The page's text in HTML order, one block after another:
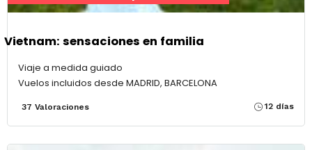
Vietnam: sensaciones en familia
Viaje a medida guiado
Vuelos incluidos desde MADRID, BARCELONA
37 Valoraciones 12 días